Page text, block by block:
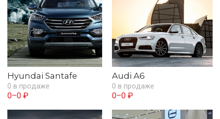
Hyundai Santafe
0 в продаже
0–0 ₽
Audi A6
0 в продаже
0–0 ₽